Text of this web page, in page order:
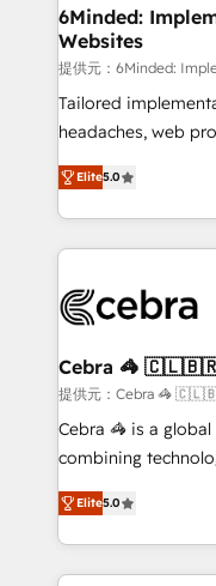
downtime. 🔹 RevOps Strategy: Align teams,
processes, and data
Integrations:
for better adoption. 🔹 Custom Solutions:
tailored apps,
our commitment to
OneMetric, we
6Minded:
Websites
提供元：6Minded:
Tailored
headaches, web
house team of
developers,
aspects of your HubSpot. ✨ 400+
100+ seamless
implementations,
CS: 245% organic
full-funnel HubSpot
boost with a new HubSpot site
🏆 HubSpot
Inbound Campaign
Award for Best
Elite5.0
Cebra 🦓
提供元：Cebra
Cebra 🦓 is a
combining
expertise across
Europe, with teams
we combine local
help businesses
Elite5.0